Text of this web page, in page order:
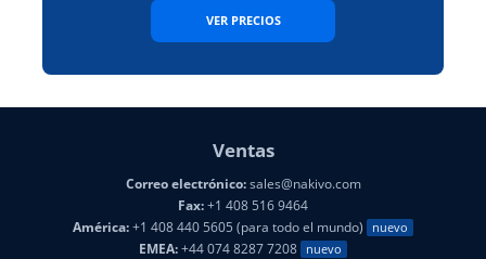
VER PRECIOS
Ventas
Correo electrónico:sales@nakivo.com
Fax:+1 408 516 9464
América:+1 408 440 5605 (para todo el mundo) nuevo
EMEA:+44 074 8287 7208 nuevo